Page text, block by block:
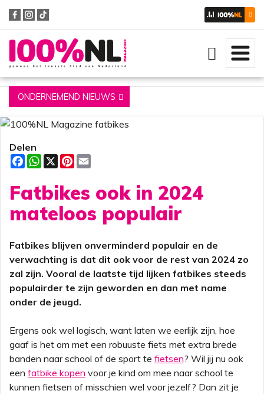
Zoeken
ONDERNEMEND NIEUWS
Delen
F
a
e
b
o
W
h
t
s
A
p
X
P
t
e
e
Fatbikes ook in 2024
mateloos populair
Fatbikes blijven onverminderd populair en de
verwachting is dat dit ook voor de rest van 2024 zo
zal zijn. Vooral de laatste tijd lijken fatbikes steeds
populairder te zijn geworden en dan met name
onder de jeugd.
Ergens ook wel logisch, want laten we eerlijk zijn, hoe
gaaf is het om met een robuuste fiets met extra brede
banden naar school of de sport te fietsen? Wil jij nu ook
een fatbike kopen voor je kind om mee naar school te
kunnen fietsen of misschien wel voor jezelf? Dan zit je